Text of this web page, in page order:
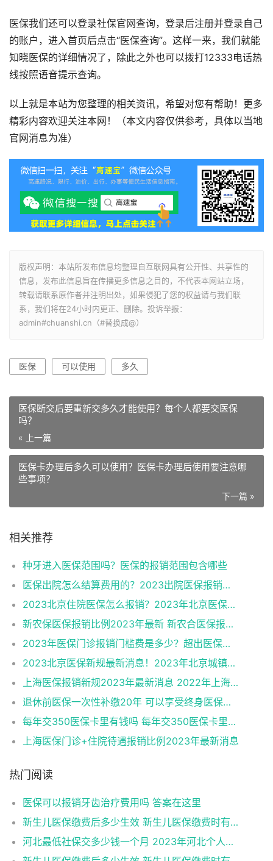
医保我们还可以登录社保官网查询，登录后注册并登录自己
的账户，进入首页后点击“医保查询”。这样一来，我们就能
知晓医保的详细情况了，除此之外也可以拨打12333电话热
线按照语音提示查询。
以上就是本站为您整理的相关资讯，希望对您有帮助！更多
精彩内容欢迎关注本网！（本文内容仅供参考，具体以当地
官网消息为准）
版权声明：本站所发布信息均整理自互联网具有公开性、共享性的
信息，发布此信息旨在传播更多信息之目的，不代表本网站立场，
转载请联系原作者并注明出处，如果侵犯了您的权益请与我们联
系，我们将在24小时内更正、删除。投诉举报：
admin#chuanshi.cn（#替换成@）
医保 可以使用 多久
医保断交后要重新交多久才能使用？每个人都要交医保
吗？
« 上一篇
医保卡办理后多久可以使用？医保卡办理后使用要注意哪
些事项？
下一篇 »
相关推荐
种牙进入医保范围吗？医保的报销范围包含哪些
医保出院怎么结算费用的？2023出院医保报销手续办理流程
2023北京住院医保怎么报销？2023年北京医保住院报销比例是多少？
新农保医保报销比例2023年最新 新农合医保报销比例是多少
2023年医保门诊报销门槛费是多少？超出医保门槛费就可以报销吗
2023北京医保新规最新消息！2023年北京城镇职工大病保险报销范围是什么？
上海医保报销新规2023年最新消息 2022年上海医保报销比例具体情况
退休前医保一次性补缴20年 可以享受终身医保待遇划算吗？
每年交350医保卡里有钱吗 每年交350医保卡里的钱可以取出来吗
上海医保门诊+住院待遇报销比例2023年最新消息
热门阅读
医保可以报销牙齿治疗费用吗 答案在这里
新生儿医保缴费后多少生效 新生儿医保缴费时有何注意事项
河北最低社保交多少钱一个月 2023年河北个人社保缴费标准